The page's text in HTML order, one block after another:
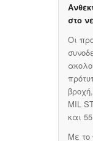
στο
Οι
MIL
και
Με το